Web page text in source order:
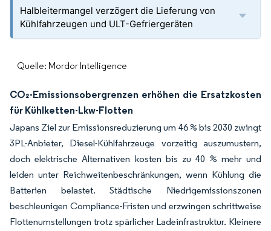
Halbleitermangel verzögert die Lieferung von
Kühlfahrzeugen und ULT-Gefriergeräten
Quelle: Mordor Intelligence
CO₂-Emissionsobergrenzen erhöhen die Ersatzkosten
für Kühlketten-Lkw-Flotten
Japans Ziel zur Emissionsreduzierung um 46 % bis 2030 zwingt
3PL-Anbieter, Diesel-Kühlfahrzeuge vorzeitig auszumustern,
doch elektrische Alternativen kosten bis zu 40 % mehr und
leiden unter Reichweitenbeschränkungen, wenn Kühlung die
Batterien belastet. Städtische Niedrigemissionszonen
beschleunigen Compliance-Fristen und erzwingen schrittweise
Flottenumstellungen trotz spärlicher Ladeinfrastruktur. Kleinere